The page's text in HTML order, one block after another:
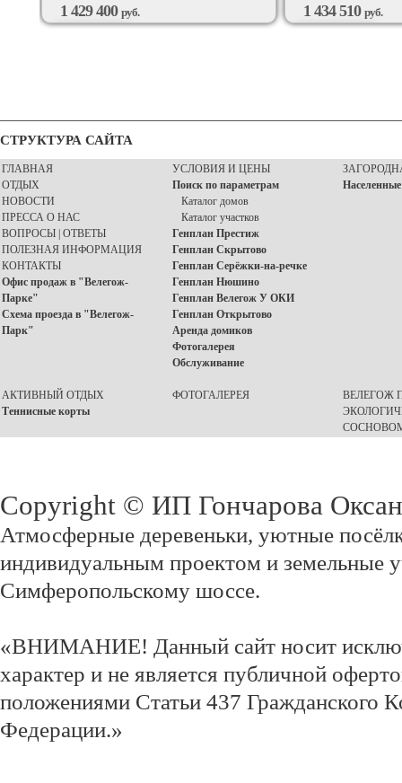
1 429 400 руб.
ВОЗМОЖЕН
1 434 510 руб.
ВОЗМОЖЕН
СТРУКТУРА САЙТА
ГЛАВНАЯ
ОТДЫХ
НОВОСТИ
ПРЕССА О НАС
ВОПРОСЫ | ОТВЕТЫ
ПОЛЕЗНАЯ ИНФОРМАЦИЯ
КОНТАКТЫ
Офис продаж в "Велегож-
Парке"
Схема проезда в "Велегож-
Парк"
УСЛОВИЯ И ЦЕНЫ
Поиск по параметрам
Каталог домов
Каталог участков
Генплан Престиж
Генплан Скрытово
Генплан Серёжки-на-речке
Генплан Нюшино
Генплан Велегож У ОКИ
Генплан Открытово
Аренда домиков
Фотогалерея
Обслуживание
АКТИВНЫЙ ОТДЫХ
Теннисные корты
ФОТОГАЛЕРЕЯ
ВЕЛЕГОЖ
Copyright © ИП Гончарова
Атмосферные деревеньки, уютные
индивидуальным проектом и земельные
Симферопольскому шоссе.
«ВНИМАНИЕ! Данный сайт носит
характер и не является публичной
положениями Статьи 437 Гражданского
Федерации.»